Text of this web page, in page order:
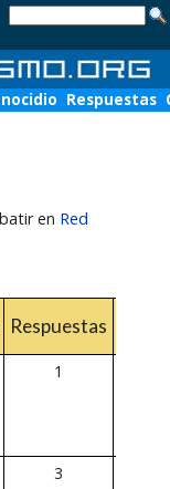
Respuestas
en Red
Respuestas
1
3